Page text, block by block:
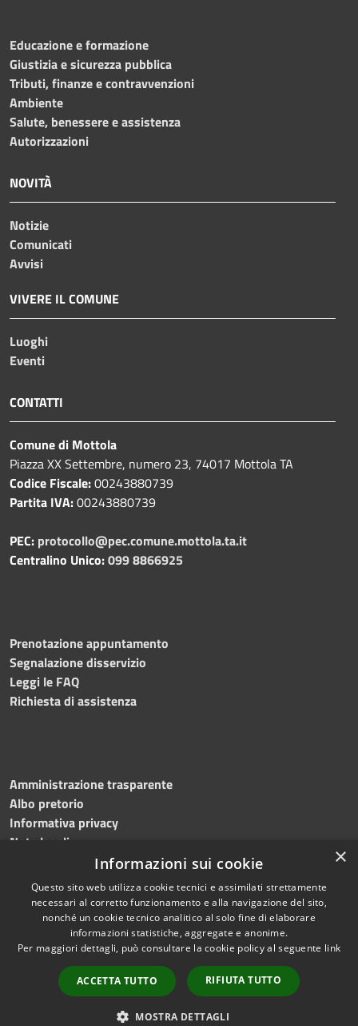
Educazione e formazione
Giustizia e sicurezza pubblica
Tributi, finanze e contravvenzioni
Ambiente
Salute, benessere e assistenza
Autorizzazioni
NOVITÀ
Notizie
Comunicati
Avvisi
VIVERE IL COMUNE
Luoghi
Eventi
CONTATTI
Comune di Mottola
Piazza XX Settembre, numero 23, 74017 Mottola TA
Codice Fiscale:00243880739
Partita IVA:00243880739
PEC: protocollo@pec.comune.mottola.ta.it
Centralino Unico:099 8866925
Prenotazione appuntamento
Segnalazione disservizio
Leggi le FAQ
Richiesta di assistenza
Amministrazione trasparente
Albo pretorio
Informativa privacy
Note legali
Dichiarazione di accessibilità
Accessibilità
Copyright © 2026 • Comune di
Mottola • Powered by
Municipium•
Accesso
redazione
×
Informazioni sui cookie
Questo sito web utilizza cookie tecnici e assimilati strettamente
necessari al corretto funzionamento e alla navigazione del sito,
nonché un cookie tecnico analitico al solo fine di elaborare
informazioni statistiche, aggregate e anonime.
Per maggiori dettagli, può consultare la cookie policy al seguente link
ACCETTA TUTTO RIFIUTA TUTTO
MOSTRA DETTAGLI